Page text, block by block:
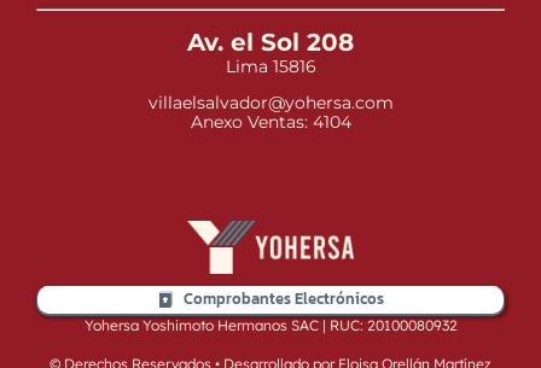
Av. el Sol 208
Lima 15816
villaelsalvador@yohersa.com
Anexo Ventas: 4104
Comprobantes Electrónicos
Yohersa Yoshimoto Hermanos SAC | RUC: 20100080932
© Derechos Reservados • Desarrollado por Eloisa Orellán Martínez